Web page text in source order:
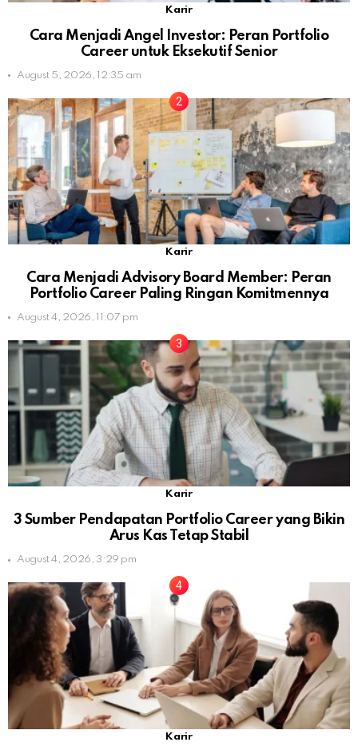
Karir
Cara Menjadi Angel Investor: Peran Portfolio
Career untuk Eksekutif Senior
August 5, 2026, 12:35 am
Karir
Cara Menjadi Advisory Board Member: Peran
Portfolio Career Paling Ringan Komitmennya
August 4, 2026, 11:07 pm
Karir
3 Sumber Pendapatan Portfolio Career yang Bikin
Arus Kas Tetap Stabil
August 4, 2026, 3:29 pm
Karir